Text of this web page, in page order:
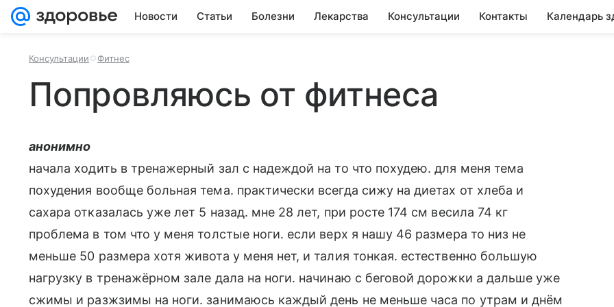
Новости Статьи Болезни Лекарства Консультации Контакты Календарь
Консультации Фитнес
Попровляюсь от фитнеса
анонимно
начала ходить в тренажерный зал с надеждой на то что похудею. для меня тема
похудения вообще больная тема. практически всегда сижу на диетах от хлеба и
сахара отказалась уже лет 5 назад. мне 28 лет, при росте 174 см весила 74 кг
проблема в том что у меня толстые ноги. если верх я нашу 46 размера то низ не
меньше 50 размера хотя живота у меня нет, и талия тонкая. естественно большую
нагрузку в тренажёрном зале дала на ноги. начинаю с беговой дорожки а дальше уже
сжимы и разжзимы на ноги. занимаюсь каждый день не меньше часа по утрам и днём